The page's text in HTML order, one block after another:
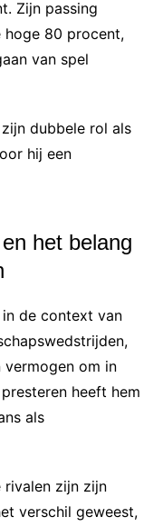
Zijn passing
hoge 80 procent,
van spel
dubbele rol als
hij een
het belang
in de context van
om in
heeft hem
als
zijn zijn
verschil geweest,